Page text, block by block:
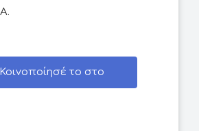
Κοινοποίησέ το στο